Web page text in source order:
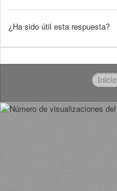
¿Ha sido útil esta respuesta?
Inicio